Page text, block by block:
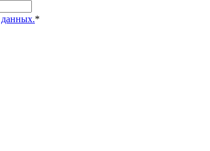
данных.*